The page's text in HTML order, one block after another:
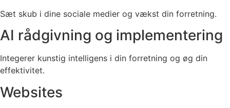
Sæt skub i dine sociale medier og vækst din forretning.
AI rådgivning og implementering
Integerer kunstig intelligens i din forretning og øg din
effektivitet.
Websites